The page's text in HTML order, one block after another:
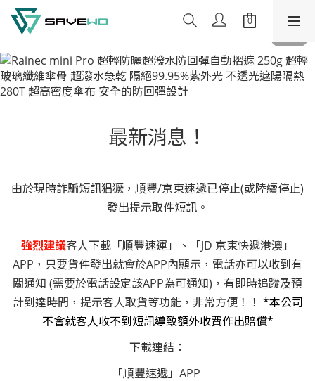
最新消息！
由於現時詐騙短訊猖獗，順豐/京東速遞已停止(或陸續停止)
發出提示取件短訊。
強烈建議客人下載「順豐速運」、「JD 京東快遞港澳」
APP，只要貨件發出就會於APP內顯示，電話亦可以收到有
關通知 (需要於電話設定該APP為可通知)，有即時追蹤及預
計到達時間，提示客人取貨等功能，非常方便！！ *本公司
不會就客人收不到短訊導致額外收費作出賠償*
下載連結：
「順豐速遞」APP